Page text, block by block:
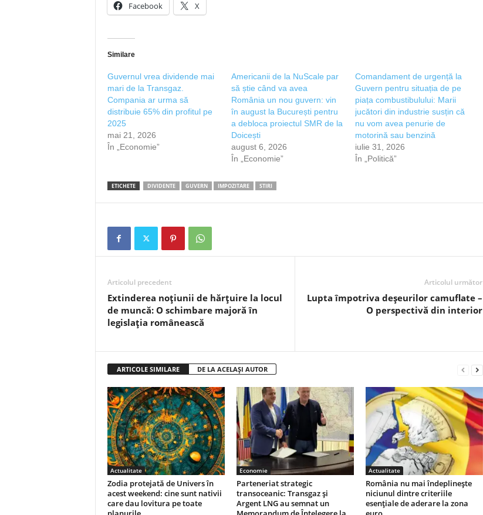
Facebook X
Similare
Guvernul vrea dividende mai
mari de la Transgaz.
Compania ar urma să
distribuie 65% din profitul pe
2025
mai 21, 2026
În „Economie”
Americanii de la NuScale par
să știe când va avea
România un nou guvern: vin
în august la București pentru
a debloca proiectul SMR de la
Doicești
august 6, 2026
În „Economie”
Comandament de urgență la
Guvern pentru situația de pe
piața combustibulului: Marii
jucători din industrie susțin că
nu vom avea penurie de
motorină sau benzină
iulie 31, 2026
În „Politică”
ETICHETE DIVIDENTE GUVERN IMPOZITARE STIRI
Articolul precedent
Extinderea noțiunii de hărțuire la locul
de muncă: O schimbare majoră în
legislația românească
Articolul următor
Lupta împotriva deșeurilor camuflate –
O perspectivă din interior
ARTICOLE SIMILARE DE LA ACELAȘI AUTOR
Actualitate
Zodia protejată de Univers în
acest weekend: cine sunt nativii
care dau lovitura pe toate
Economie
Parteneriat strategic
transoceanic: Transgaz și
Argent LNG au semnat un
Actualitate
România nu mai îndeplinește
niciunul dintre criteriile
esențiale de aderare la zona